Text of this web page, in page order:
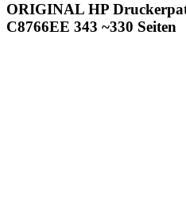
ORIGINAL HP
C8766EE 343 ~330 Seiten